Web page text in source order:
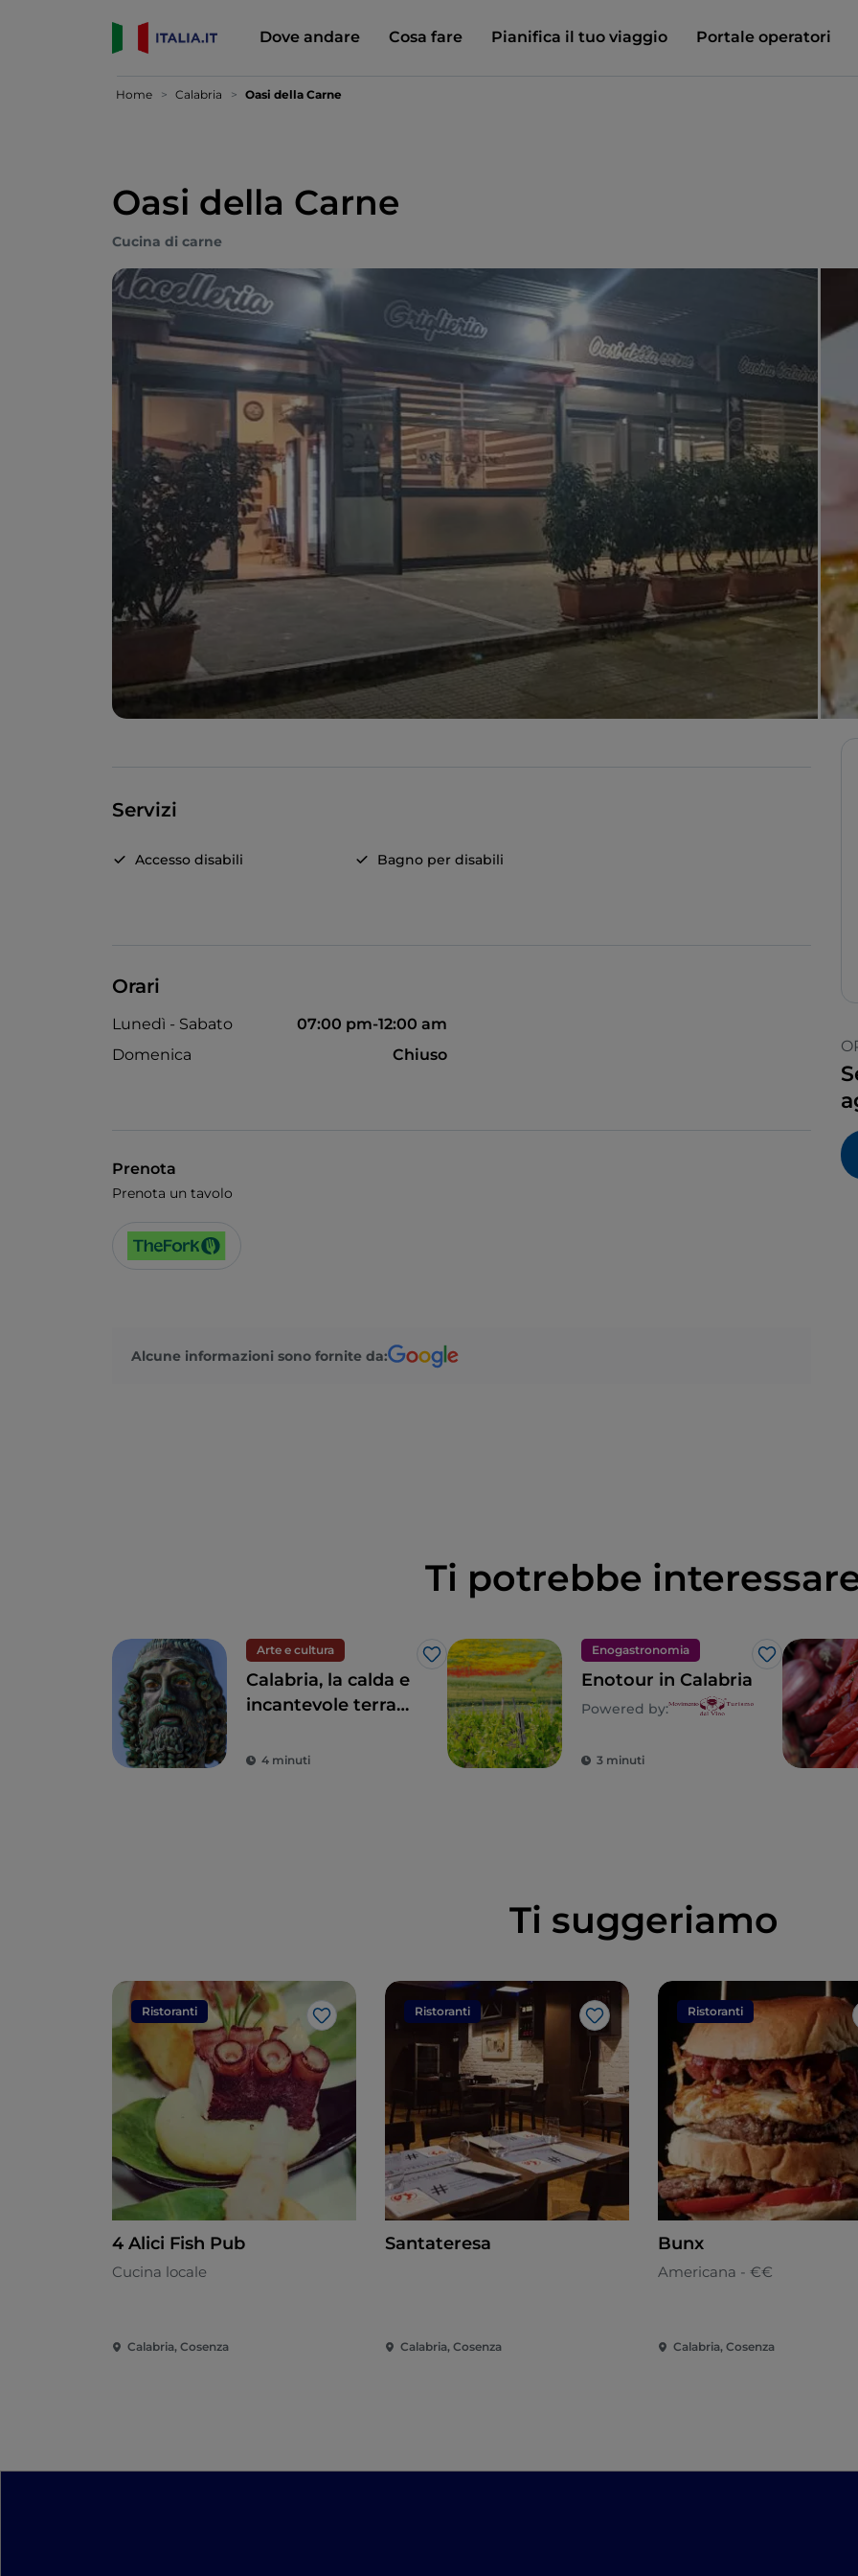
Dove andare Cosa fare Pianifica il tuo viaggio Portale operatori
Home Calabria Oasi della Carne
Oasi della Carne
Cucina di carne
Servizi
Accesso disabili Bagno per disabili
Orari
Lunedì - Sabato
07:00 pm-12:00 am
Domenica
Chiuso
Prenota
Prenota un tavolo
Alcune informazioni sono fornite da:
Ti potrebbe
Arte e cultura
Like
Calabria, la calda e
incantevole terra
4 minuti
Enogastronomia
Like
Enotour in Calabria
Powered by:
3 minuti
Ti suggeriamo
Ristoranti
Like
4 Alici Fish Pub
Cucina locale
Calabria, Cosenza
Ristoranti
Like
Santateresa
Calabria, Cosenza
Ristoranti
Bunx
Americana - €€
Calabria, Cosenza